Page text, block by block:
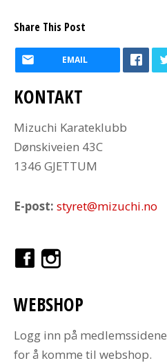
Share This Post
EMAIL
KONTAKT
Mizuchi Karateklubb
Dønskiveien 43C
1346 GJETTUM
E-post: styret@mizuchi.no
WEBSHOP
Logg inn på medlemssidene
for å komme til webshop.